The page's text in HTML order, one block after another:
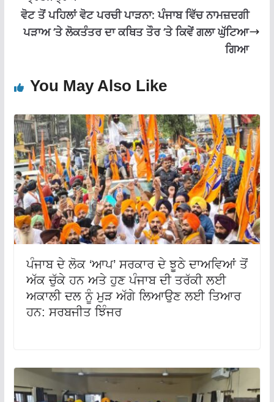
ਵੋਟ ਤੋਂ ਪਹਿਲਾਂ ਵੋਟ ਪਰਚੀ ਪਾੜਨਾ: ਪੰਜਾਬ ਵਿੱਚ ਨਾਮਜ਼ਦਗੀ
ਪੜਾਅ ‘ਤੇ ਲੋਕਤੰਤਰ ਦਾ ਕਥਿਤ ਤੌਰ ‘ਤੇ ਕਿਵੇਂ ਗਲਾ ਘੁੱਟਿਆ
ਗਿਆ
You May Also Like
ਪੰਜਾਬ ਦੇ ਲੋਕ ‘ਆਪ’ ਸਰਕਾਰ ਦੇ ਝੂਠੇ ਦਾਅਵਿਆਂ ਤੋਂ
ਅੱਕ ਚੁੱਕੇ ਹਨ ਅਤੇ ਹੁਣ ਪੰਜਾਬ ਦੀ ਤਰੱਕੀ ਲਈ
ਅਕਾਲੀ ਦਲ ਨੂੰ ਮੁੜ ਅੱਗੇ ਲਿਆਉਣ ਲਈ ਤਿਆਰ
ਹਨ: ਸਰਬਜੀਤ ਝਿੰਜਰ